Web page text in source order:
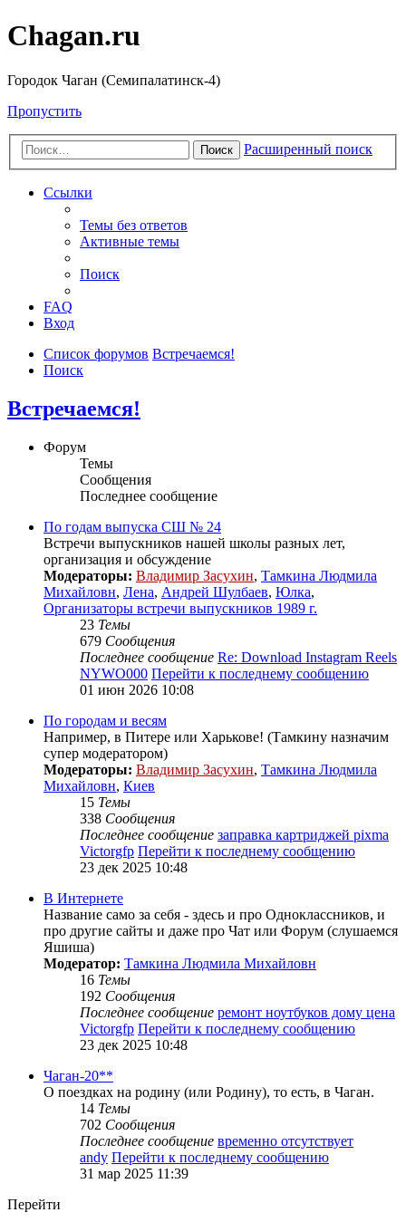
Chagan.ru
Городок Чаган (Семипалатинск-4)
Пропустить
Поиск Расширенный поиск
Ссылки
Темы без ответов
Активные темы
Поиск
FAQ
Вход
Список форумов Встречаемся!
Поиск
Встречаемся!
Форум
Темы
Сообщения
Последнее сообщение
По годам выпуска СШ № 24
Встречи выпускников нашей школы разных лет,
организация и обсуждение
Модераторы: Владимир Засухин, Тамкина Людмила
Михайловн, Лена, Андрей Шулбаев, Юлка,
Организаторы встречи выпускников 1989 г.
23 Темы
679 Сообщения
Последнее сообщение Re: Download Instagram Reels
NYWO000 Перейти к последнему сообщению
01 июн 2026 10:08
По городам и весям
Например, в Питере или Харькове! (Тамкину назначим
супер модератором)
Модераторы: Владимир Засухин, Тамкина Людмила
Михайловн, Киев
15 Темы
338 Сообщения
Последнее сообщение заправка картриджей pixma
Victorgfp Перейти к последнему сообщению
23 дек 2025 10:48
В Интернете
Название само за себя - здесь и про Одноклассников, и
про другие сайты и даже про Чат или Форум (слушаемся
Яшиша)
Модератор: Тамкина Людмила Михайловн
16 Темы
192 Сообщения
Последнее сообщение ремонт ноутбуков дому цена
Victorgfp Перейти к последнему сообщению
23 дек 2025 10:48
Чаган-20**
О поездках на родину (или Родину), то есть, в Чаган.
14 Темы
702 Сообщения
Последнее сообщение временно отсутствует
andy Перейти к последнему сообщению
31 мар 2025 11:39
Перейти